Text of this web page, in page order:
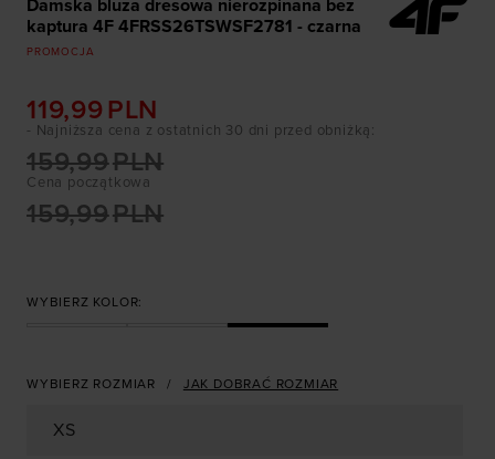
Damska bluza dresowa nierozpinana bez
kaptura 4F 4FRSS26TSWSF2781 - czarna
PROMOCJA
119,99 PLN
Cena początkowa
159,99PLN
159,99PLN
- Najniższa cena z ostatnich 30 dni przed obniżką:
WYBIERZ KOLOR:
WYBIERZ ROZMIAR JAK DOBRAĆ ROZMIAR
XS